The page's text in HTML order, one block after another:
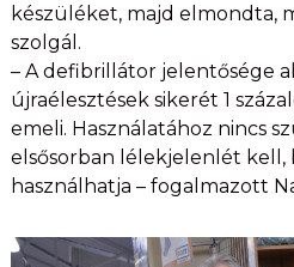
készüléket, majd elmondta,
szolgál.
– A defibrillátor jelentősége
újraélesztések sikerét 1
emeli. Használatához nincs
elsősorban lélekjelenlét kell,
használhatja – fogalmazott